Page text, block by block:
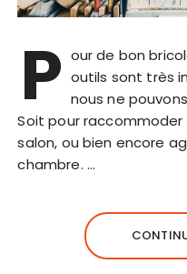
P our de bon
outils sont très
nous ne
Soit pour
salon, ou bien encore
chambre. …